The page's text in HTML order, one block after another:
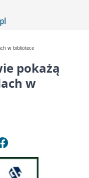
w bibliotece
pokażą
w